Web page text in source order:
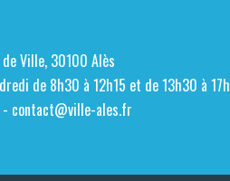
Ville, 30100 Alès
de 8h30 à 12h15 et de 13h30 à 17h
contact@ville-ales.fr